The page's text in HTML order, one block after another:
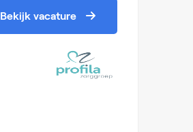
Bekijk vacature